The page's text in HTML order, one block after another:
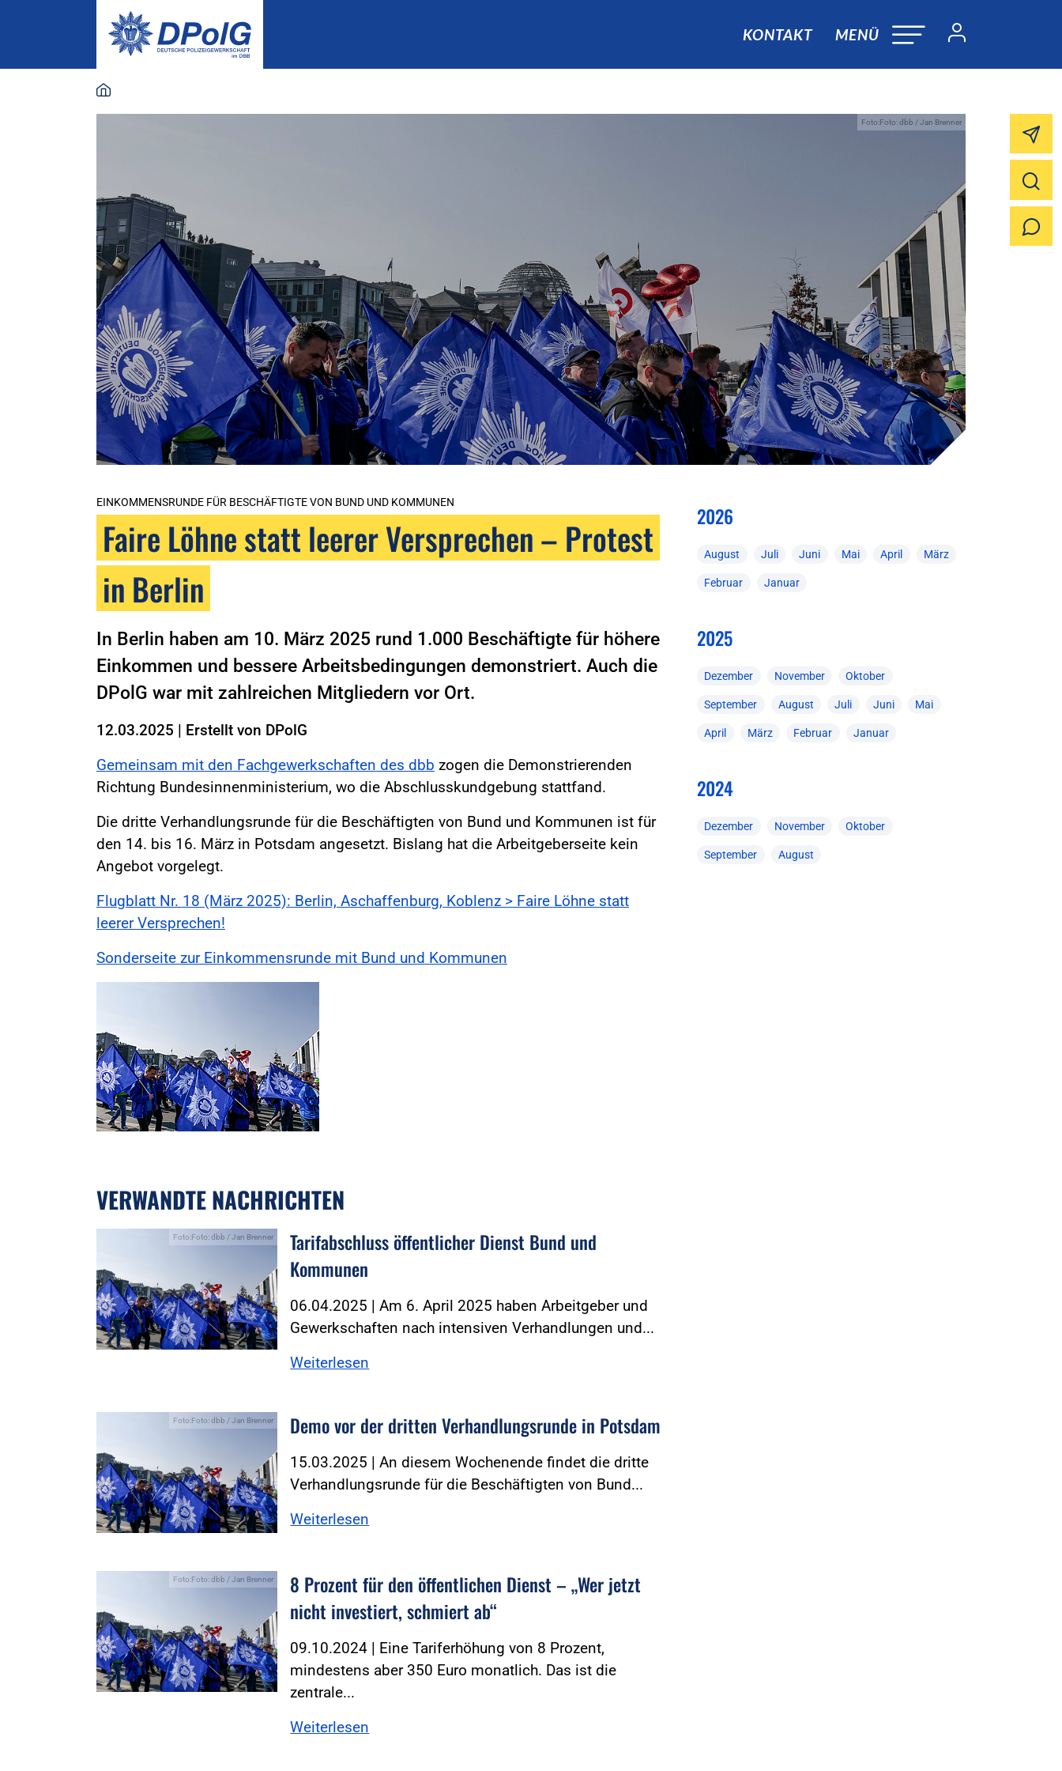
KONTAKT MENÜ
Foto:Foto: dbb / Jan Brenner
EINKOMMENSRUNDE FÜR BESCHÄFTIGTE VON BUND UND KOMMUNEN
Faire Löhne statt leerer Versprechen – Protest
in Berlin
In Berlin haben am 10. März 2025 rund 1.000 Beschäftigte für höhere
Einkommen und bessere Arbeitsbedingungen demonstriert. Auch die
DPolG war mit zahlreichen Mitgliedern vor Ort.
12.03.2025 | Erstellt von DPolG
Gemeinsam mit den Fachgewerkschaften des dbb zogen die Demonstrierenden
Richtung Bundesinnenministerium, wo die Abschlusskundgebung stattfand.
Die dritte Verhandlungsrunde für die Beschäftigten von Bund und Kommunen ist für
den 14. bis 16. März in Potsdam angesetzt. Bislang hat die Arbeitgeberseite kein
Angebot vorgelegt.
Flugblatt Nr. 18 (März 2025): Berlin, Aschaffenburg, Koblenz > Faire Löhne statt
leerer Versprechen!
Sonderseite zur Einkommensrunde mit Bund und Kommunen
VERWANDTE NACHRICHTEN
Foto:Foto: dbb / Jan Brenner
Tarifabschluss öffentlicher Dienst Bund und
Kommunen
06.04.2025 | Am 6. April 2025 haben Arbeitgeber und
Gewerkschaften nach intensiven Verhandlungen und...
Weiterlesen
Foto:Foto: dbb / Jan Brenner Demo vor der dritten Verhandlungsrunde in Potsdam
15.03.2025 | An diesem Wochenende findet die dritte
Verhandlungsrunde für die Beschäftigten von Bund...
Weiterlesen
Foto:Foto: dbb / Jan Brenner
8 Prozent für den öffentlichen Dienst – „Wer jetzt
nicht investiert, schmiert ab“
09.10.2024 | Eine Tariferhöhung von 8 Prozent,
mindestens aber 350 Euro monatlich. Das ist die
zentrale...
Weiterlesen
2026
August Juli Juni Mai April März
Februar Januar
2025
Dezember November Oktober
September August Juli Juni Mai
April März Februar Januar
2024
Dezember November Oktober
September August